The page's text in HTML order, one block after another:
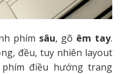
phím sâu, gõ êm tay.
đều, tuy nhiên layout
điều hướng trang